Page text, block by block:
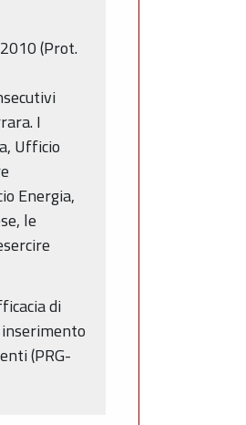
(Prot.
I
Ufficio
Energia,
le
di
(PRG-